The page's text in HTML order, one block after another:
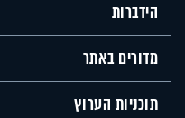
הידברות
מדורים באתר
תוכניות הערוץ